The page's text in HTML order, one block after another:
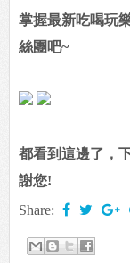
掌握最新吃喝玩
絲團吧~
都看到這邊了，
謝您!
Share: